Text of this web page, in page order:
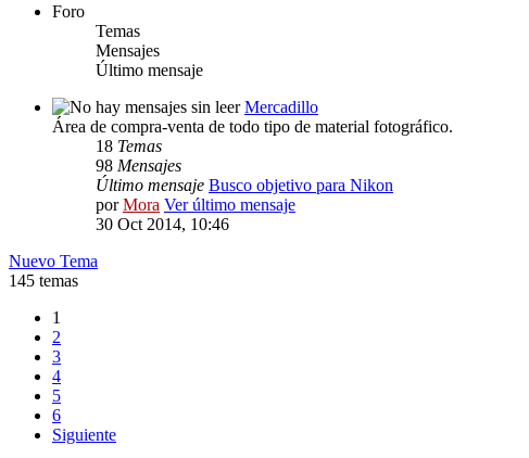
Foro
Temas
Mensajes
Último mensaje
Mercadillo
Área de compra-venta de todo tipo de material fotográfico.
18 Temas
98 Mensajes
Último mensaje Busco objetivo para Nikon
porMora Ver último mensaje
30 Oct 2014, 10:46
Nuevo Tema
145 temas
1
2
3
4
5
6
Siguiente